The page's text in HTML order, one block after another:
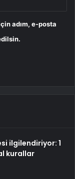
adım, e-posta
ilgilendiriyor: 1
kurallar